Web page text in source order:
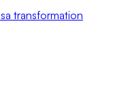
transformation